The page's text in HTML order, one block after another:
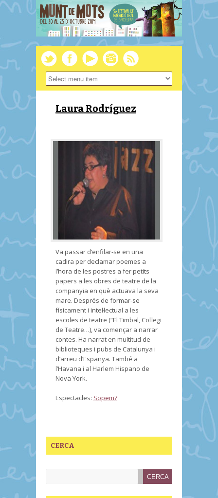
Laura Rodríguez
Va passar d’enfilar-se en una
cadira per declamar poemes a
l’hora de les postres a fer petits
papers a les obres de teatre de la
companyia en què actuava la seva
mare. Després de formar-se
físicament i intel·lectual a les
escoles de teatre (“El Timbal, Col·legi
de Teatre…), va començar a narrar
contes. Ha narrat en multitud de
biblioteques i pubs de Catalunya i
d’arreu d’Espanya. També a
l’Havana i al Harlem Hispano de
Nova York.
Espectacles: Sopem?
CERCA